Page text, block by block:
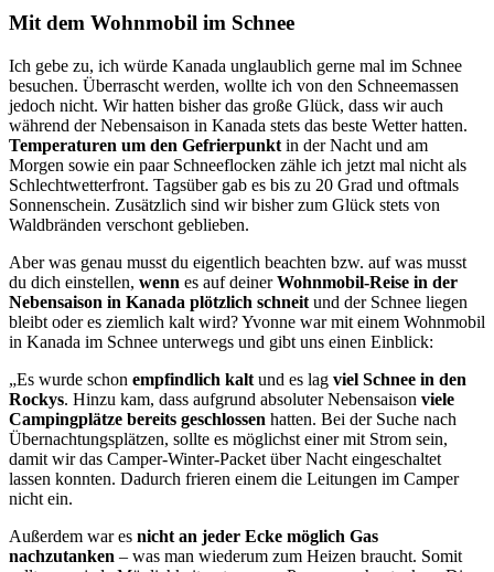
Mit dem Wohnmobil im Schnee
Ich gebe zu, ich würde Kanada unglaublich gerne mal im Schnee
besuchen. Überrascht werden, wollte ich von den Schneemassen
jedoch nicht. Wir hatten bisher das große Glück, dass wir auch
während der Nebensaison in Kanada stets das beste Wetter hatten.
Temperaturen um den Gefrierpunkt in der Nacht und am
Morgen sowie ein paar Schneeflocken zähle ich jetzt mal nicht als
Schlechtwetterfront. Tagsüber gab es bis zu 20 Grad und oftmals
Sonnenschein. Zusätzlich sind wir bisher zum Glück stets von
Waldbränden verschont geblieben.
Aber was genau musst du eigentlich beachten bzw. auf was musst
du dich einstellen, wenn es auf deinerWohnmobil-Reise in der
Nebensaison in Kanada plötzlich schneit und der Schnee liegen
bleibt oder es ziemlich kalt wird? Yvonne war mit einem Wohnmobil
in Kanada im Schnee unterwegs und gibt uns einen Einblick:
„Es wurde schon empfindlich kalt und es lag viel Schnee in den
Rockys. Hinzu kam, dass aufgrund absoluter Nebensaison viele
Campingplätze bereits geschlossen hatten. Bei der Suche nach
Übernachtungsplätzen, sollte es möglichst einer mit Strom sein,
damit wir das Camper-Winter-Packet über Nacht eingeschaltet
lassen konnten. Dadurch frieren einem die Leitungen im Camper
nicht ein.
Außerdem war es nicht an jeder Ecke möglich Gas
nachzutanken – was man wiederum zum Heizen braucht. Somit